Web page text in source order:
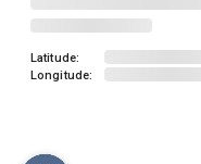
Latitude:
Longitude: